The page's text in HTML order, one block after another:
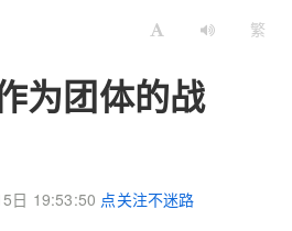
繁
为团体的战
日 19:53:50 点关注不迷路